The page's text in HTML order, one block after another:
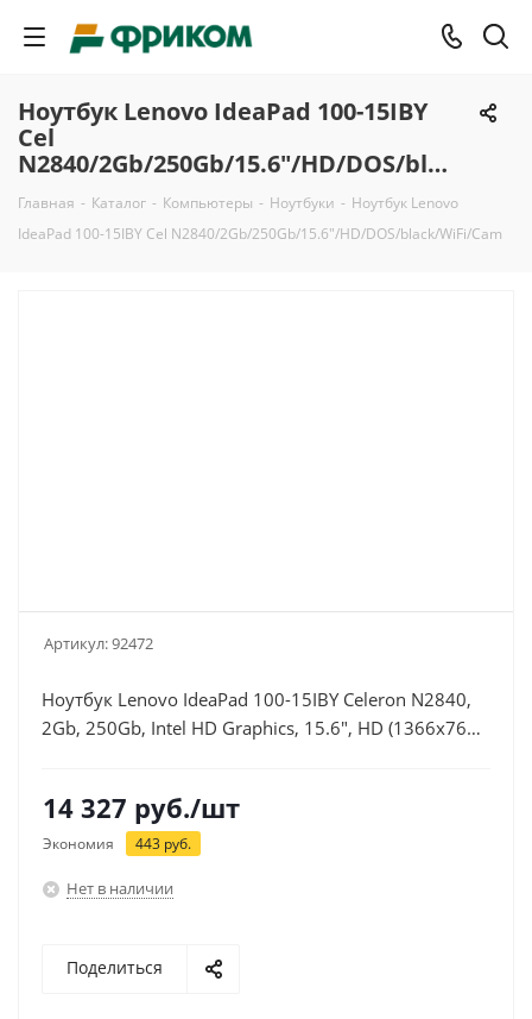
Ноутбук Lenovo IdeaPad 100-15IBY
Cel
N2840/2Gb/250Gb/15.6"/HD/DOS/black/WiFi/Cam
Главная - Каталог - Компьютеры - Ноутбуки - Ноутбук Lenovo
IdeaPad 100-15IBY Cel N2840/2Gb/250Gb/15.6"/HD/DOS/black/WiFi/Cam
Артикул:92472
Ноутбук Lenovo IdeaPad 100-15IBY Celeron N2840,
2Gb, 250Gb, Intel HD Graphics, 15.6", HD (1366x768),
14 327 руб./шт
Экономия 443 руб.
Нет в наличии
Поделиться